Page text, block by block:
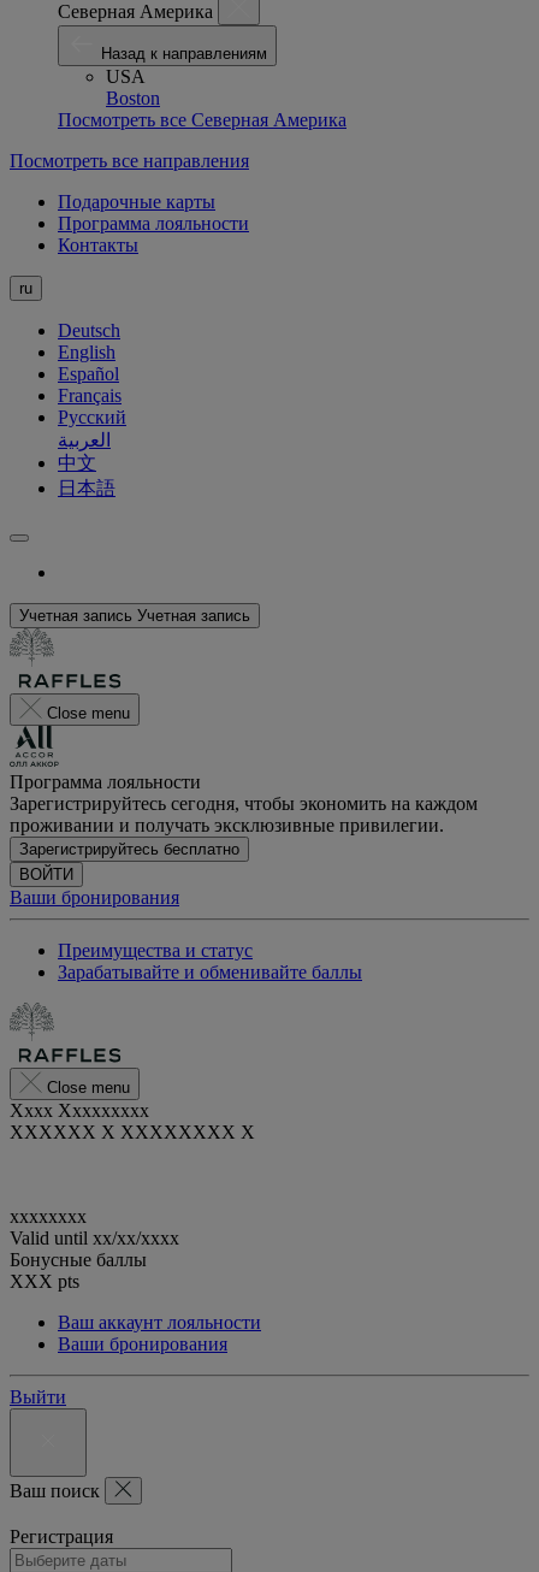
Северная Америка
Назад к направлениям
USA
Boston
Посмотреть все Северная Америка
Посмотреть все направления
Подарочные карты
Программа лояльности
Контакты
ru
Deutsch
English
Español
Français
Русский
العربية
中文
日本語
Учетная запись Учетная запись
Close menu
Программа лояльности
Зарегистрируйтесь сегодня, чтобы экономить на каждом
проживании и получать эксклюзивные привилегии.
Зарегистрируйтесь бесплатно
ВОЙТИ
Ваши бронирования
Преимущества и статус
Зарабатывайте и обменивайте баллы
Close menu
Xxxx Xxxxxxxxx
XXXXXX X XXXXXXXX X
xxxxxxxx
Valid until xx/xx/xxxx
Бонусные баллы
XXX pts
Ваш аккаунт лояльности
Ваши бронирования
Выйти
Ваш поиск
Регистрация